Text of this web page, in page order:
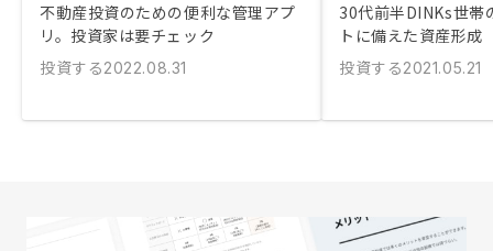
不動産投資のための便利な管理アプ
リ。投資家は要チェック
投資する2022.08.31
30代前半DINKs世帯
トに備えた資産形成
投資する2021.05.21